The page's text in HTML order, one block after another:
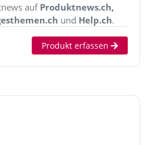
auf Produktnews.ch,
und Help.ch.
Produkt erfassen